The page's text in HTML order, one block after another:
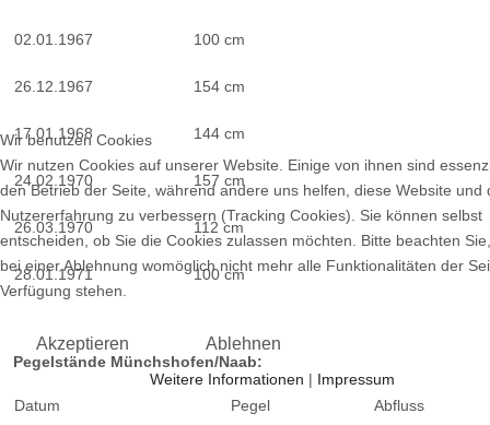
02.01.1967 100 cm
26.12.1967 154 cm
17.01.1968 144 cm
24.02.1970 157 cm
26.03.1970 112 cm
28.01.1971 100 cm
Pegelstände Münchshofen/Naab:
Datum Pegel Abfluss
Wir benutzen Cookies
Wir nutzen Cookies auf unserer Website. Einige von ihnen sind
den Betrieb der Seite, während andere uns helfen, diese Website und
Nutzererfahrung zu verbessern (Tracking Cookies). Sie können selbst
entscheiden, ob Sie die Cookies zulassen möchten. Bitte beachten
bei einer Ablehnung womöglich nicht mehr alle Funktionalitäten der
Verfügung stehen.
Akzeptieren Ablehnen
Weitere Informationen | Impressum